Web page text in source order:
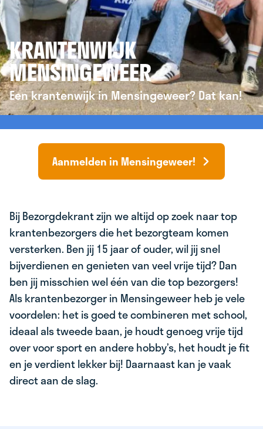
KRANTENWIJK
MENSINGEWEER
Een krantenwijk in Mensingeweer? Dat kan!
Aanmelden in Mensingeweer!
Bij Bezorgdekrant zijn we altijd op zoek naar top
krantenbezorgers die het bezorgteam komen
versterken. Ben jij 15 jaar of ouder, wil jij snel
bijverdienen en genieten van veel vrije tijd? Dan
ben jij misschien wel één van die top bezorgers!
Als krantenbezorger in Mensingeweer heb je vele
voordelen: het is goed te combineren met school,
ideaal als tweede baan, je houdt genoeg vrije tijd
over voor sport en andere hobby’s, het houdt je fit
en je verdient lekker bij! Daarnaast kan je vaak
direct aan de slag.